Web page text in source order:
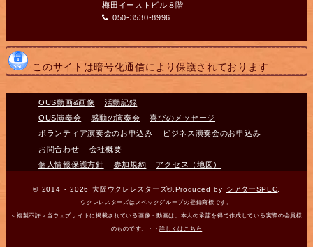
梅田イーストビル８階
050-3530-8996
このサイトは暗号化通信により保護されております
OUS動画&画像
活動記録
OUS演奏会
感動の演奏会
喜びのメッセージ
ボランティア演奏会のお申込み
ビジネス演奏会のお申込み
お問合わせ
会社概要
個人情報保護方針
参加規約 アクセス（地図）
© 2014 - 2026 大阪ウクレレスターズ®.Produced by シアターSPEC
ウクレレスターズはスペックグループの登録商標です。
＜複製不許＞当ウェブサイトに掲載されている画像・動画は、本人の承諾を得て作成している実際の会員様
のものです。・・詳しくはこちら